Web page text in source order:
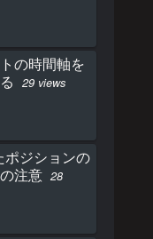
の時間軸を
29 views
ポジションの
注意 28